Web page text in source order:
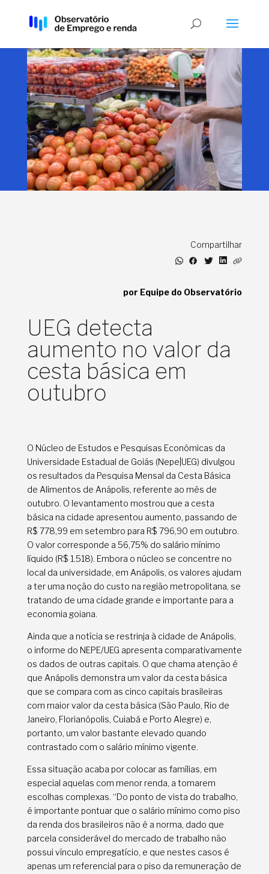
Compartilhar
por Equipe do Observatório
UEG detecta
aumento no valor da
cesta básica em
outubro
O Núcleo de Estudos e Pesquisas Econômicas da
Universidade Estadual de Goiás (Nepe|UEG) divulgou
os resultados da Pesquisa Mensal da Cesta Básica
de Alimentos de Anápolis, referente ao mês de
outubro. O levantamento mostrou que a cesta
básica na cidade apresentou aumento, passando de
R$ 778,99 em setembro para R$ 796,90 em outubro.
O valor corresponde a 56,75% do salário mínimo
líquido (R$ 1.518). Embora o núcleo se concentre no
local da universidade, em Anápolis, os valores ajudam
a ter uma noção do custo na região metropolitana, se
tratando de uma cidade grande e importante para a
economia goiana.
Ainda que a notícia se restrinja à cidade de Anápolis,
o informe do NEPE/UEG apresenta comparativamente
os dados de outras capitais. O que chama atenção é
que Anápolis demonstra um valor da cesta básica
que se compara com as cinco capitais brasileiras
com maior valor da cesta básica (São Paulo, Rio de
Janeiro, Florianópolis, Cuiabá e Porto Alegre) e,
portanto, um valor bastante elevado quando
contrastado com o salário mínimo vigente.
Essa situação acaba por colocar as famílias, em
especial aquelas com menor renda, a tomarem
escolhas complexas. “Do ponto de vista do trabalho,
é importante pontuar que o salário mínimo como piso
da renda dos brasileiros não é a norma, dado que
parcela considerável do mercado de trabalho não
possui vínculo empregatício, e que nestes casos é
apenas um referencial para o piso da remuneração de